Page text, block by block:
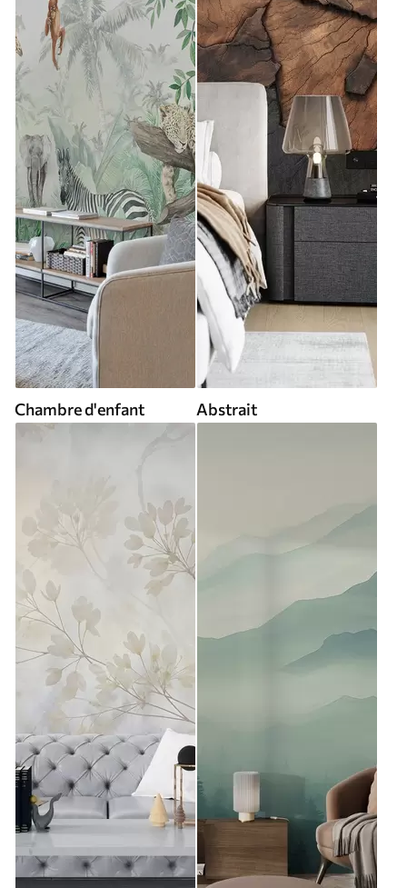
Chambre d'enfant Abstrait